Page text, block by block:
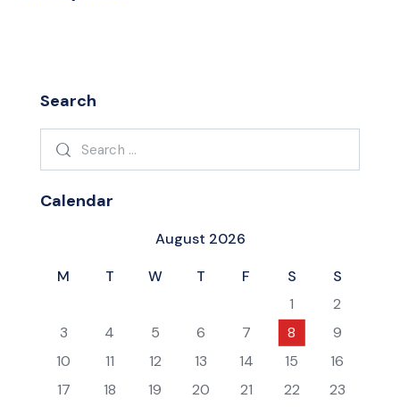
Search
Search
Calendar
August 2026
M
T W T F S
S
1
2
3
4 5 6 7 8
9
10
11 12 13 14 15
16
17
18 19 20 21 22 23